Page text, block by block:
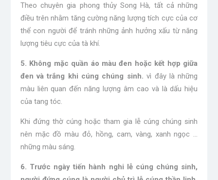
Theo chuyên gia phong thủy Song Hà, tất cả những
điều trên nhằm tăng cường năng lượng tích cực của cơ
thể con người để tránh những ảnh hưởng xấu từ năng
lượng tiêu cực của tà khí.
5. Không mặc quần áo màu đen hoặc kết hợp giữa
đen và trắng khi cúng chúng sinh. vì đây là những
màu liên quan đến năng lượng âm cao và là dấu hiệu
của tang tóc.
Khi đứng thờ cúng hoặc tham gia lễ cúng chúng sinh
nên mặc đồ màu đỏ, hồng, cam, vàng, xanh ngọc …
những màu sáng.
6. Trước ngày tiến hành nghi lễ cúng chúng sinh,